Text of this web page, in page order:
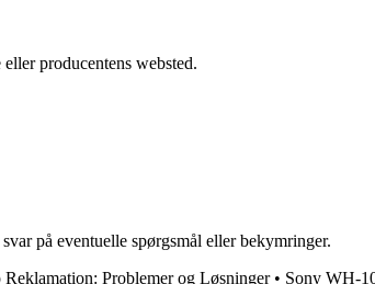
producentens websted.
på eventuelle spørgsmål eller bekymringer.
Reklamation: Problemer og Løsninger• Sony WH-